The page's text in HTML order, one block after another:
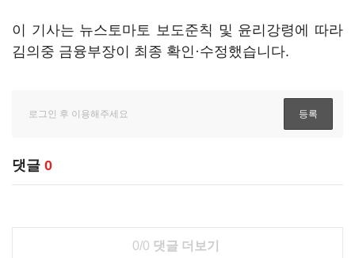
이 기사는 뉴스토마토 보도준칙 및 윤리강령에 따라
김의중 금융부장이 최종 확인·수정했습니다.
댓글 0
0/0 댓글 더보기